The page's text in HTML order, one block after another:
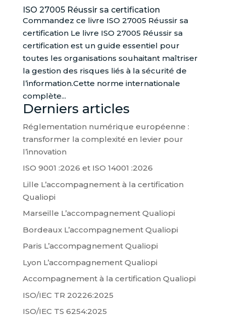
ISO 27005 Réussir sa certification
Commandez ce livre ISO 27005 Réussir sa
certification Le livre ISO 27005 Réussir sa
certification est un guide essentiel pour
toutes les organisations souhaitant maîtriser
la gestion des risques liés à la sécurité de
l’information.Cette norme internationale
complète...
Derniers articles
Réglementation numérique européenne :
transformer la complexité en levier pour
l’innovation
ISO 9001 :2026 et ISO 14001 :2026
Lille L’accompagnement à la certification
Qualiopi
Marseille L’accompagnement Qualiopi
Bordeaux L’accompagnement Qualiopi
Paris L’accompagnement Qualiopi
Lyon L’accompagnement Qualiopi
Accompagnement à la certification Qualiopi
ISO/IEC TR 20226:2025
ISO/IEC TS 6254:2025